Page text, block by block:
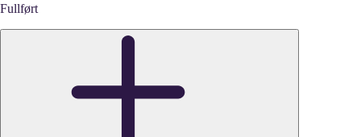
Fullført